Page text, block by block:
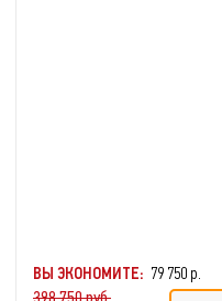
ВЫ ЭКОНОМИТЕ: 79 750 р.